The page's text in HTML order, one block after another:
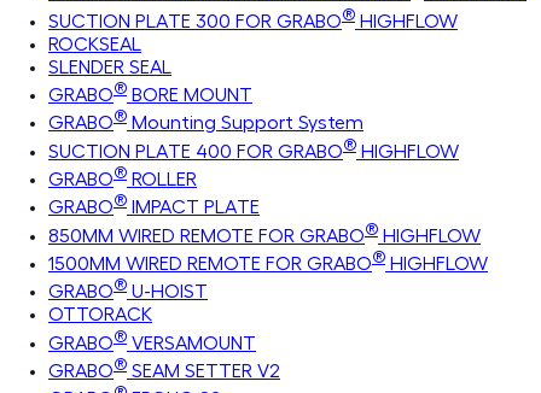
SUCTION PLATE 300 FOR GRABO® HIGHFLOW
ROCKSEAL
SLENDER SEAL
GRABO® BORE MOUNT
GRABO® Mounting Support System
SUCTION PLATE 400 FOR GRABO® HIGHFLOW
GRABO® ROLLER
GRABO® IMPACT PLATE
850MM WIRED REMOTE FOR GRABO® HIGHFLOW
1500MM WIRED REMOTE FOR GRABO® HIGHFLOW
GRABO® U-HOIST
OTTORACK
GRABO® VERSAMOUNT
GRABO® SEAM SETTER V2